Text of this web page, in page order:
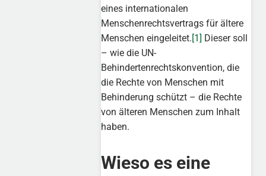
eines internationalen
Menschenrechtsvertrags für ältere
Menschen eingeleitet.[1] Dieser soll
– wie die UN-
Behindertenrechtskonvention, die
die Rechte von Menschen mit
Behinderung schützt – die Rechte
von älteren Menschen zum Inhalt
haben.
Wieso es eine